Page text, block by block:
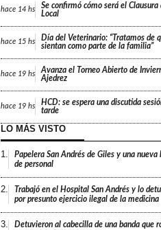
hace 14 hs
Se confirmó cómo será el Clausura
Local
hace 15 hs
Día del Veterinario: “Tratamos de
sientan como parte de la familia”
hace 19 hs
Avanza el Torneo Abierto de
Ajedrez
hace 19 hs
HCD: se espera una discutida
tarde
LO MÁS VISTO
1.
Papelera San Andrés de Giles y una nueva
de personal
2.
Trabajó en el Hospital San Andrés y lo
por presunto ejercicio ilegal de la medicina
3.
Detuvieron al cabecilla de una banda que